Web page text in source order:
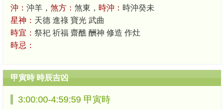
沖： 沖羊， 煞方： 煞東， 時沖： 時沖癸未
星神： 天德 進祿 寶光 武曲
時宜： 祭祀 祈福 齋醮 酬神 修造 作灶
時忌：
甲寅時 時辰吉凶
3:00:00-4:59:59 甲寅時